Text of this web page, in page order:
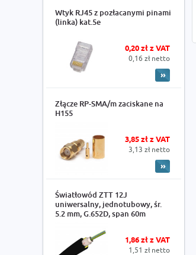
Wtyk RJ45 z pozłacanymi pinami
(linka) kat.5e
0,20 zł z VAT
0,16 zł netto
Złącze RP-SMA/m zaciskane na
H155
3,85 zł z VAT
3,13 zł netto
Światłowód ZTT 12J
uniwersalny, jednotubowy, śr.
5.2 mm, G.652D, span 60m
1,86 zł z VAT
1,51 zł netto